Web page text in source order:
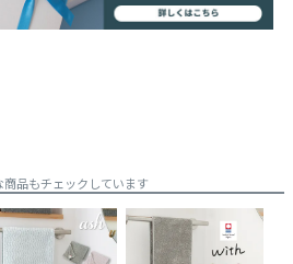
品もチェックしています